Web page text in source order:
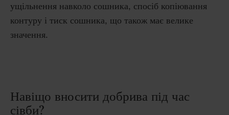
ущільнення навколо сошника, спосіб копіювання
контуру і тиск сошника, що також має велике
значення.
Навіщо вносити добрива під час
сівби?